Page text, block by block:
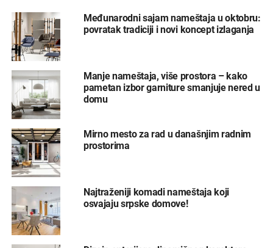
Međunarodni sajam nameštaja u oktobru:
povratak tradiciji i novi koncept izlaganja
Manje nameštaja, više prostora – kako
pametan izbor garniture smanjuje nered u
domu
Mirno mesto za rad u današnjim radnim
prostorima
Najtraženiji komadi nameštaja koji
osvajaju srpske domove!